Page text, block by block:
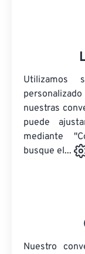
Utilizamos
nuestras
puede
mediante
busque el...
Nuestro